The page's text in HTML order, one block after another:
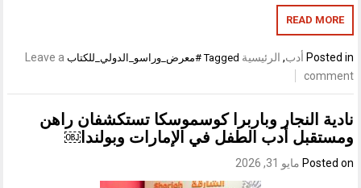
READ MORE
Posted in أدب, الرئيسية Tagged #معرض_وراسو_الدولي_للكتاب Leave a
comment
نادية النجار وباربرا كوسموسكا تستكشفان راهن
ومستقبل أدب الطفل في الإمارات وبولندا￼
Posted on مايو 31, 2026